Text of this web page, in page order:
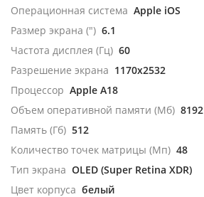
Операционная система Apple iOS
Размер экрана (") 6.1
Частота дисплея (Гц) 60
Разрешение экрана 1170x2532
Процессор Apple A18
Объем оперативной памяти (Мб) 8192
Память (Гб) 512
Количество точек матрицы (Мп) 48
Тип экрана OLED (Super Retina XDR)
Цвет корпуса белый